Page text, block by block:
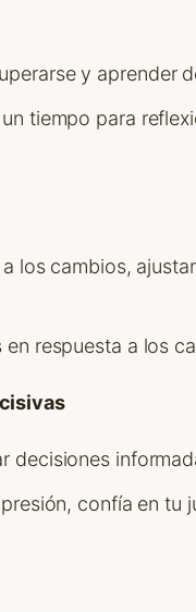
y aprender
tiempo para
los cambios,
respuesta a los
decisiones
confía en tu